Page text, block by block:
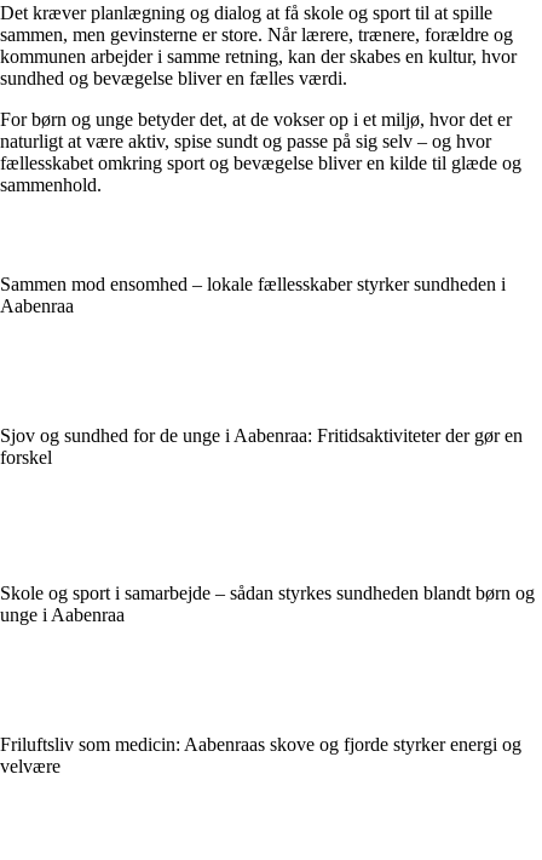
Det kræver planlægning og dialog at få skole og sport til at spille
sammen, men gevinsterne er store. Når lærere, trænere, forældre og
kommunen arbejder i samme retning, kan der skabes en kultur, hvor
sundhed og bevægelse bliver en fælles værdi.
For børn og unge betyder det, at de vokser op i et miljø, hvor det er
naturligt at være aktiv, spise sundt og passe på sig selv – og hvor
fællesskabet omkring sport og bevægelse bliver en kilde til glæde og
sammenhold.
Sammen mod ensomhed – lokale fællesskaber styrker sundheden i
Aabenraa
Sjov og sundhed for de unge i Aabenraa: Fritidsaktiviteter der gør en
forskel
Skole og sport i samarbejde – sådan styrkes sundheden blandt børn og
unge i Aabenraa
Friluftsliv som medicin: Aabenraas skove og fjorde styrker energi og
velvære